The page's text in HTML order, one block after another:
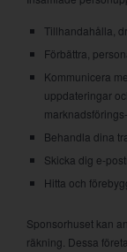
Tillhandahålla,
Förbättra,
Kommunicera
uppdateringar
Behandla dina
Skicka dig e-
Hitta och
Sponsorhuset kan
räkning. Dessa